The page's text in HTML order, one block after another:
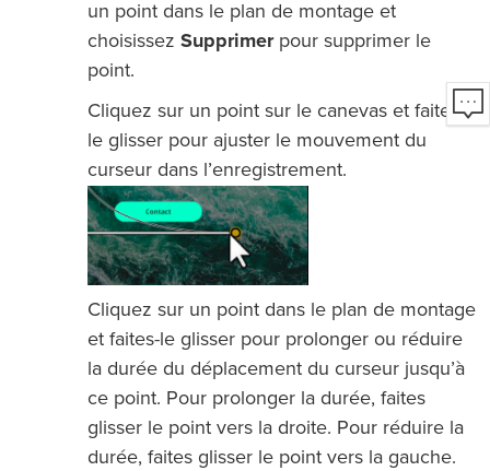
un point dans le plan de montage et
choisissez Supprimerpour supprimer le
point.
Cliquez sur un point sur le canevas et faites-
le glisser pour ajuster le mouvement du
curseur dans l’enregistrement.
Cliquez sur un point dans le plan de montage
et faites-le glisser pour prolonger ou réduire
la durée du déplacement du curseur jusqu’à
ce point. Pour prolonger la durée, faites
glisser le point vers la droite. Pour réduire la
durée, faites glisser le point vers la gauche.